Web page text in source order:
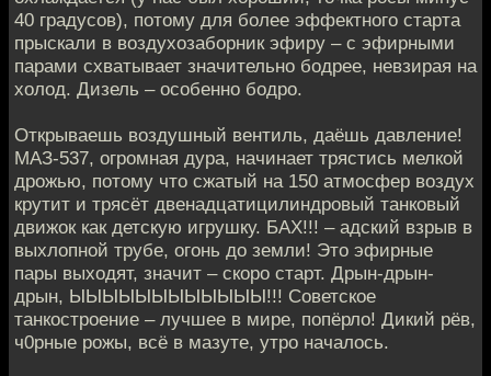
40 градусов), потому для более эффектного старта
прыскали в воздухозаборник эфиру – с эфирными
парами схватывает значительно бодрее, невзирая на
холод. Дизель – особенно бодро.
Открываешь воздушный вентиль, даёшь давление!
МАЗ-537, огромная дура, начинает трястись мелкой
дрожью, потому что сжатый на 150 атмосфер воздух
крутит и трясёт двенадцатицилиндровый танковый
движок как детскую игрушку. БАХ!!! – адский взрыв в
выхлопной трубе, огонь до земли! Это эфирные
пары выходят, значит – скоро старт. Дрын-дрын-
дрын, ЫЫЫЫЫЫЫЫЫЫЫЫ!!! Советское
танкостроение – лучшее в мире, попёрло! Дикий рёв,
ч0рные рожы, всё в мазуте, утро началось.